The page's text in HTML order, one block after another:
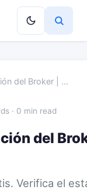
del Broker | …
· 0 min read
del
Verifica el